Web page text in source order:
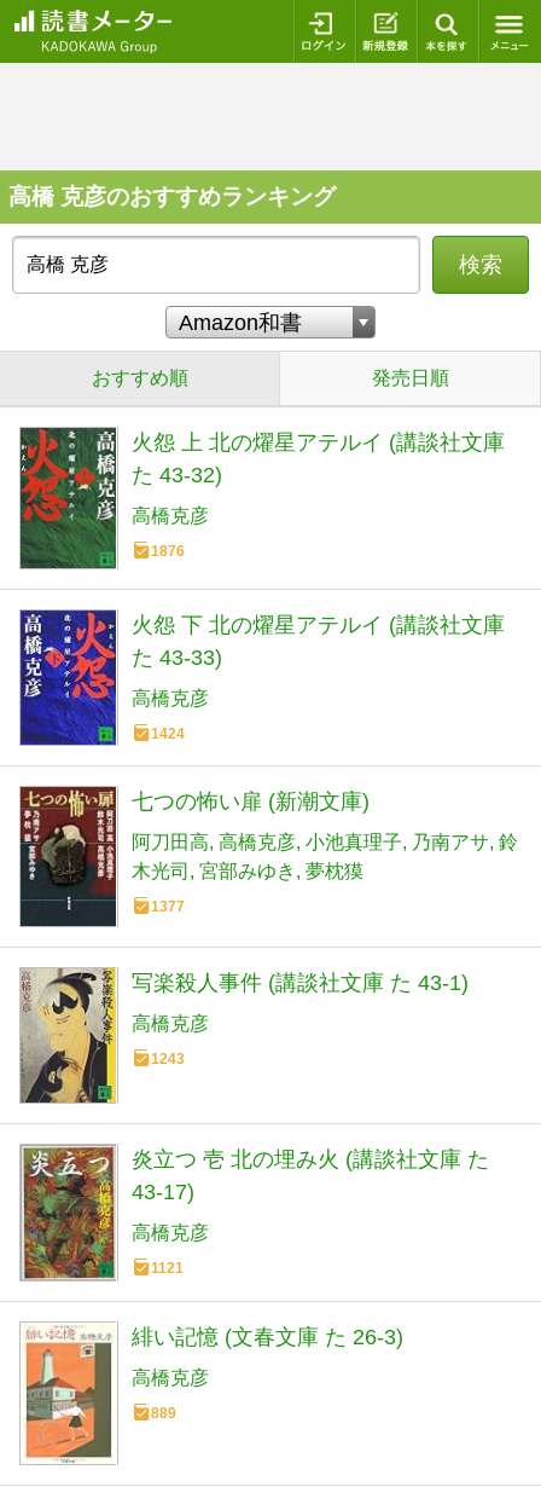
ログイン 新規登録
高橋 克彦のおすすめランキング
検索
おすすめ順 発売日順
火怨 上 北の燿星アテルイ (講談社文庫
た 43-32)
高橋克彦
1876
火怨 下 北の燿星アテルイ (講談社文庫
た 43-33)
高橋克彦
1424
七つの怖い扉 (新潮文庫)
阿刀田高 高橋克彦 小池真理子 乃南アサ 鈴
木光司
宮部みゆき 夢枕獏
1377
写楽殺人事件 (講談社文庫 た 43-1)
高橋克彦
1243
炎立つ 壱 北の埋み火 (講談社文庫 た
43-17)
高橋克彦
1121
緋い記憶 (文春文庫 た 26-3)
高橋克彦
889